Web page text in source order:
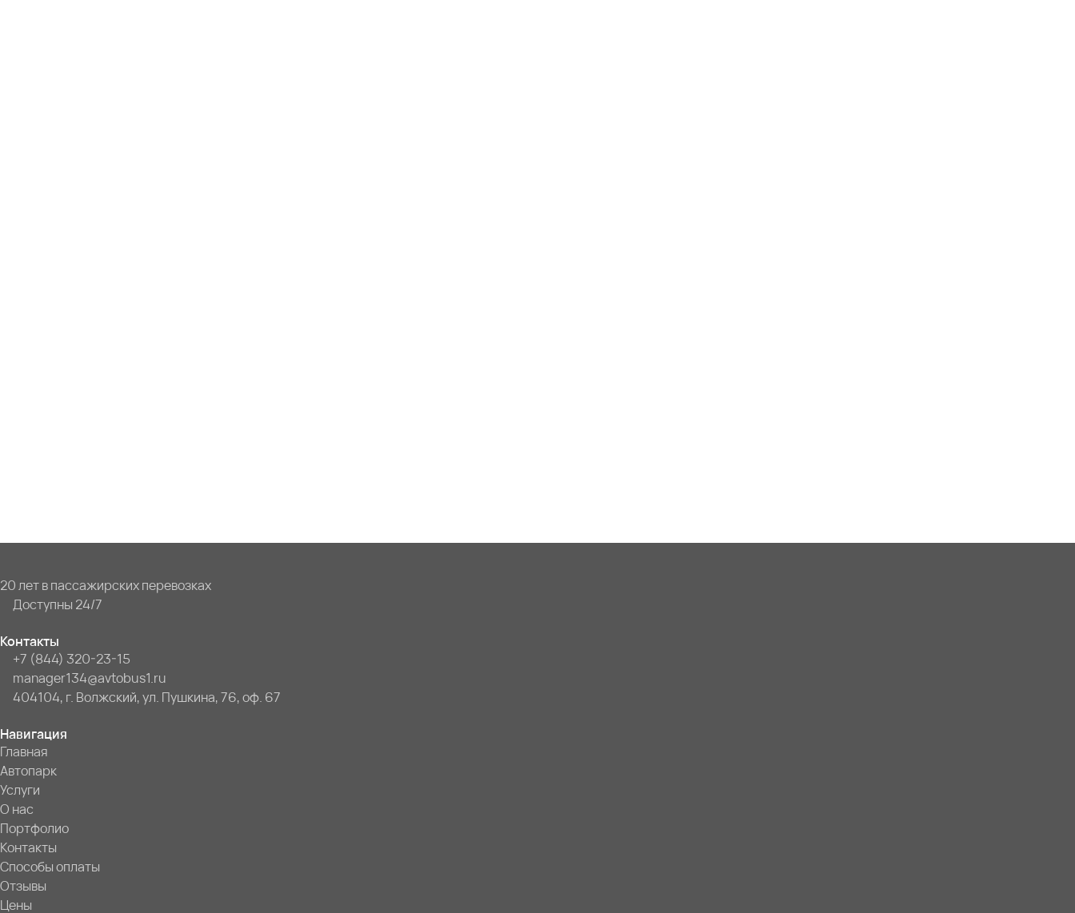
20 лет в пассажирских перевозках
Доступны 24/7
Контакты
+7 (844) 320-23-15
manager134@avtobus1.ru
404104, г. Волжский, ул. Пушкина, 76, оф. 67
Навигация
Главная
Автопарк
Услуги
О нас
Портфолио
Контакты
Способы оплаты
Отзывы
Цены